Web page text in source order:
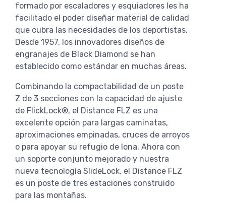
formado por escaladores y esquiadores les ha
facilitado el poder diseñar material de calidad
que cubra las necesidades de los deportistas.
Desde 1957, los innovadores diseños de
engranajes de Black Diamond se han
establecido como estándar en muchas áreas.
Combinando la compactabilidad de un poste
Z de 3 secciones con la capacidad de ajuste
de FlickLock®, el Distance FLZ es una
excelente opción para largas caminatas,
aproximaciones empinadas, cruces de arroyos
o para apoyar su refugio de lona. Ahora con
un soporte conjunto mejorado y nuestra
nueva tecnología SlideLock, el Distance FLZ
es un poste de tres estaciones construido
para las montañas.